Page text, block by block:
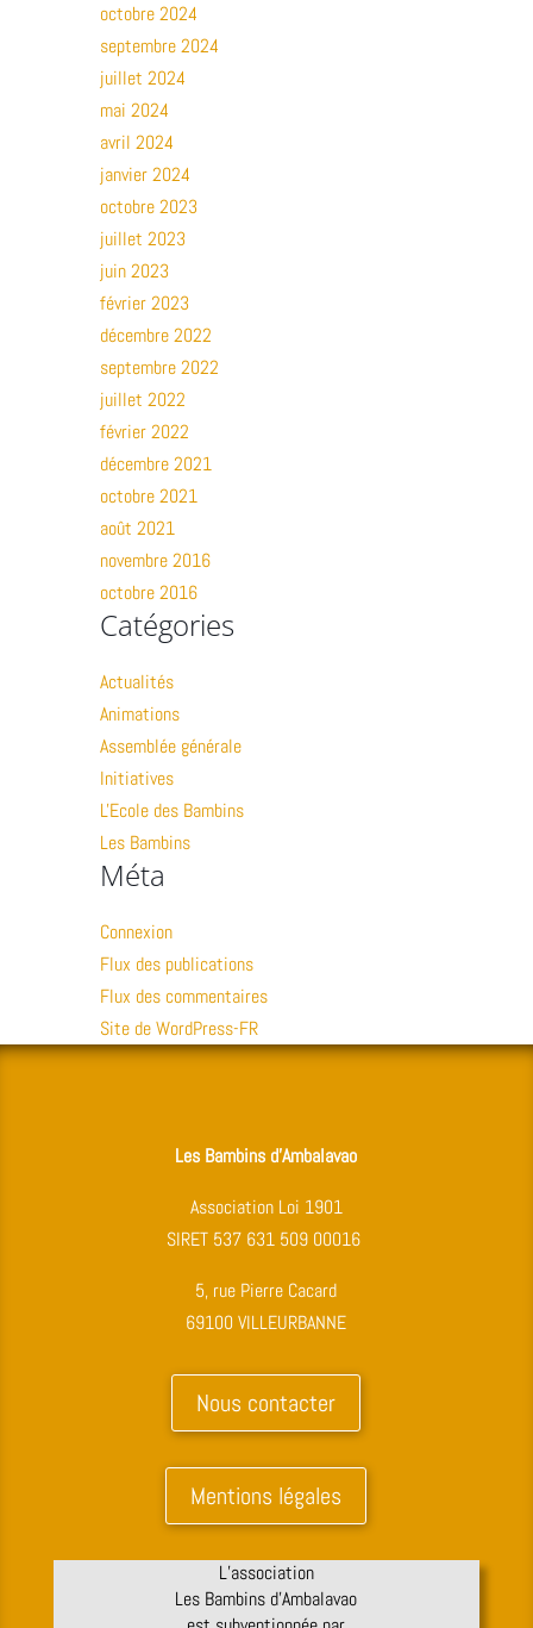
octobre 2024
septembre 2024
juillet 2024
mai 2024
avril 2024
janvier 2024
octobre 2023
juillet 2023
juin 2023
février 2023
décembre 2022
septembre 2022
juillet 2022
février 2022
décembre 2021
octobre 2021
août 2021
novembre 2016
octobre 2016
Catégories
Actualités
Animations
Assemblée générale
Initiatives
L'Ecole des Bambins
Les Bambins
Méta
Connexion
Flux des publications
Flux des commentaires
Site de WordPress-FR
Les Bambins d’Ambalavao
Association Loi 1901
SIRET 537 631 509 00016
5, rue Pierre Cacard
69100 VILLEURBANNE
Nous contacter
Mentions légales
L’association
Les Bambins d’Ambalavao